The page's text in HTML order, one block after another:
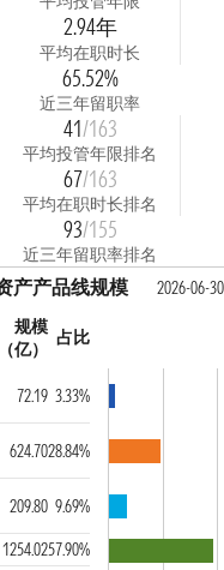
2.94年
平均在职时长
65.52%
近三年留职率
41/163
平均投管年限排名
67/163
平均在职时长排名
93/155
近三年留职率排名
产产品线规模
2026-06-30
规模
（亿）
占比
72.19 3.33%
624.7028.84%
209.80 9.69%
1254.0257.90%